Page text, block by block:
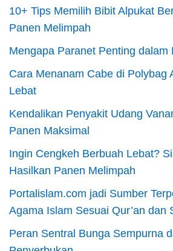
10+ Tips Memilih Bibit Alpukat
Panen Melimpah
Mengapa Paranet Penting dalam
Cara Menanam Cabe di Polybag
Lebat
Kendalikan Penyakit Udang
Panen Maksimal
Ingin Cengkeh Berbuah Lebat?
Hasilkan Panen Melimpah
Portalislam.com jadi Sumber
Agama Islam Sesuai Qur’an dan
Peran Sentral Bunga Sempurna